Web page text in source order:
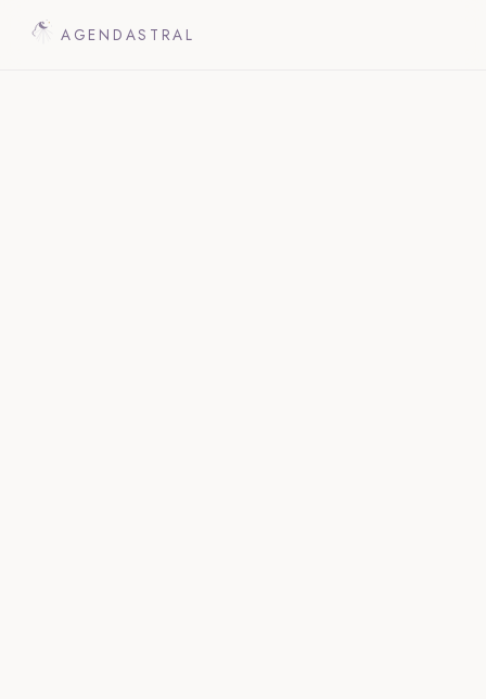
AGENDASTRAL